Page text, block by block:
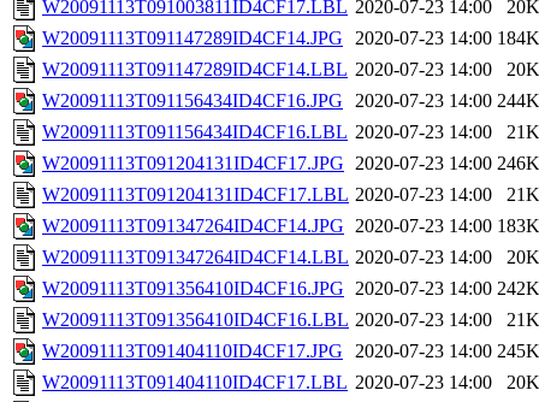
W20091113T091003811ID4CF17.LBL 2020-07-23 14:00
20K
W20091113T091147289ID4CF14.JPG
2020-07-23 14:00 184K
W20091113T091147289ID4CF14.LBL 2020-07-23 14:00
20K
W20091113T091156434ID4CF16.JPG
2020-07-23 14:00 244K
W20091113T091156434ID4CF16.LBL 2020-07-23 14:00
21K
W20091113T091204131ID4CF17.JPG 2020-07-23 14:00 246K
W20091113T091204131ID4CF17.LBL 2020-07-23 14:00
21K
W20091113T091347264ID4CF14.JPG 2020-07-23 14:00 183K
W20091113T091347264ID4CF14.LBL 2020-07-23 14:00
20K
W20091113T091356410ID4CF16.JPG 2020-07-23 14:00 242K
W20091113T091356410ID4CF16.LBL 2020-07-23 14:00
21K
W20091113T091404110ID4CF17.JPG
2020-07-23 14:00 245K
W20091113T091404110ID4CF17.LBL 2020-07-23 14:00
20K